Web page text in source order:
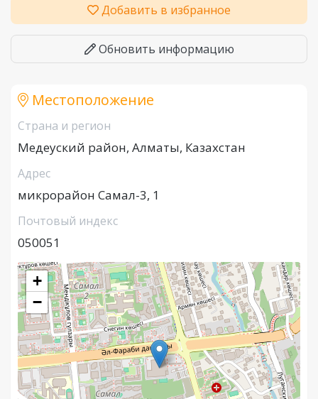
Добавить в избранное
Обновить информацию
Местоположение
Страна и регион
Медеуский район, Алматы, Казахстан
Адрес
микрорайон Самал-3, 1
Почтовый индекс
050051
+
−